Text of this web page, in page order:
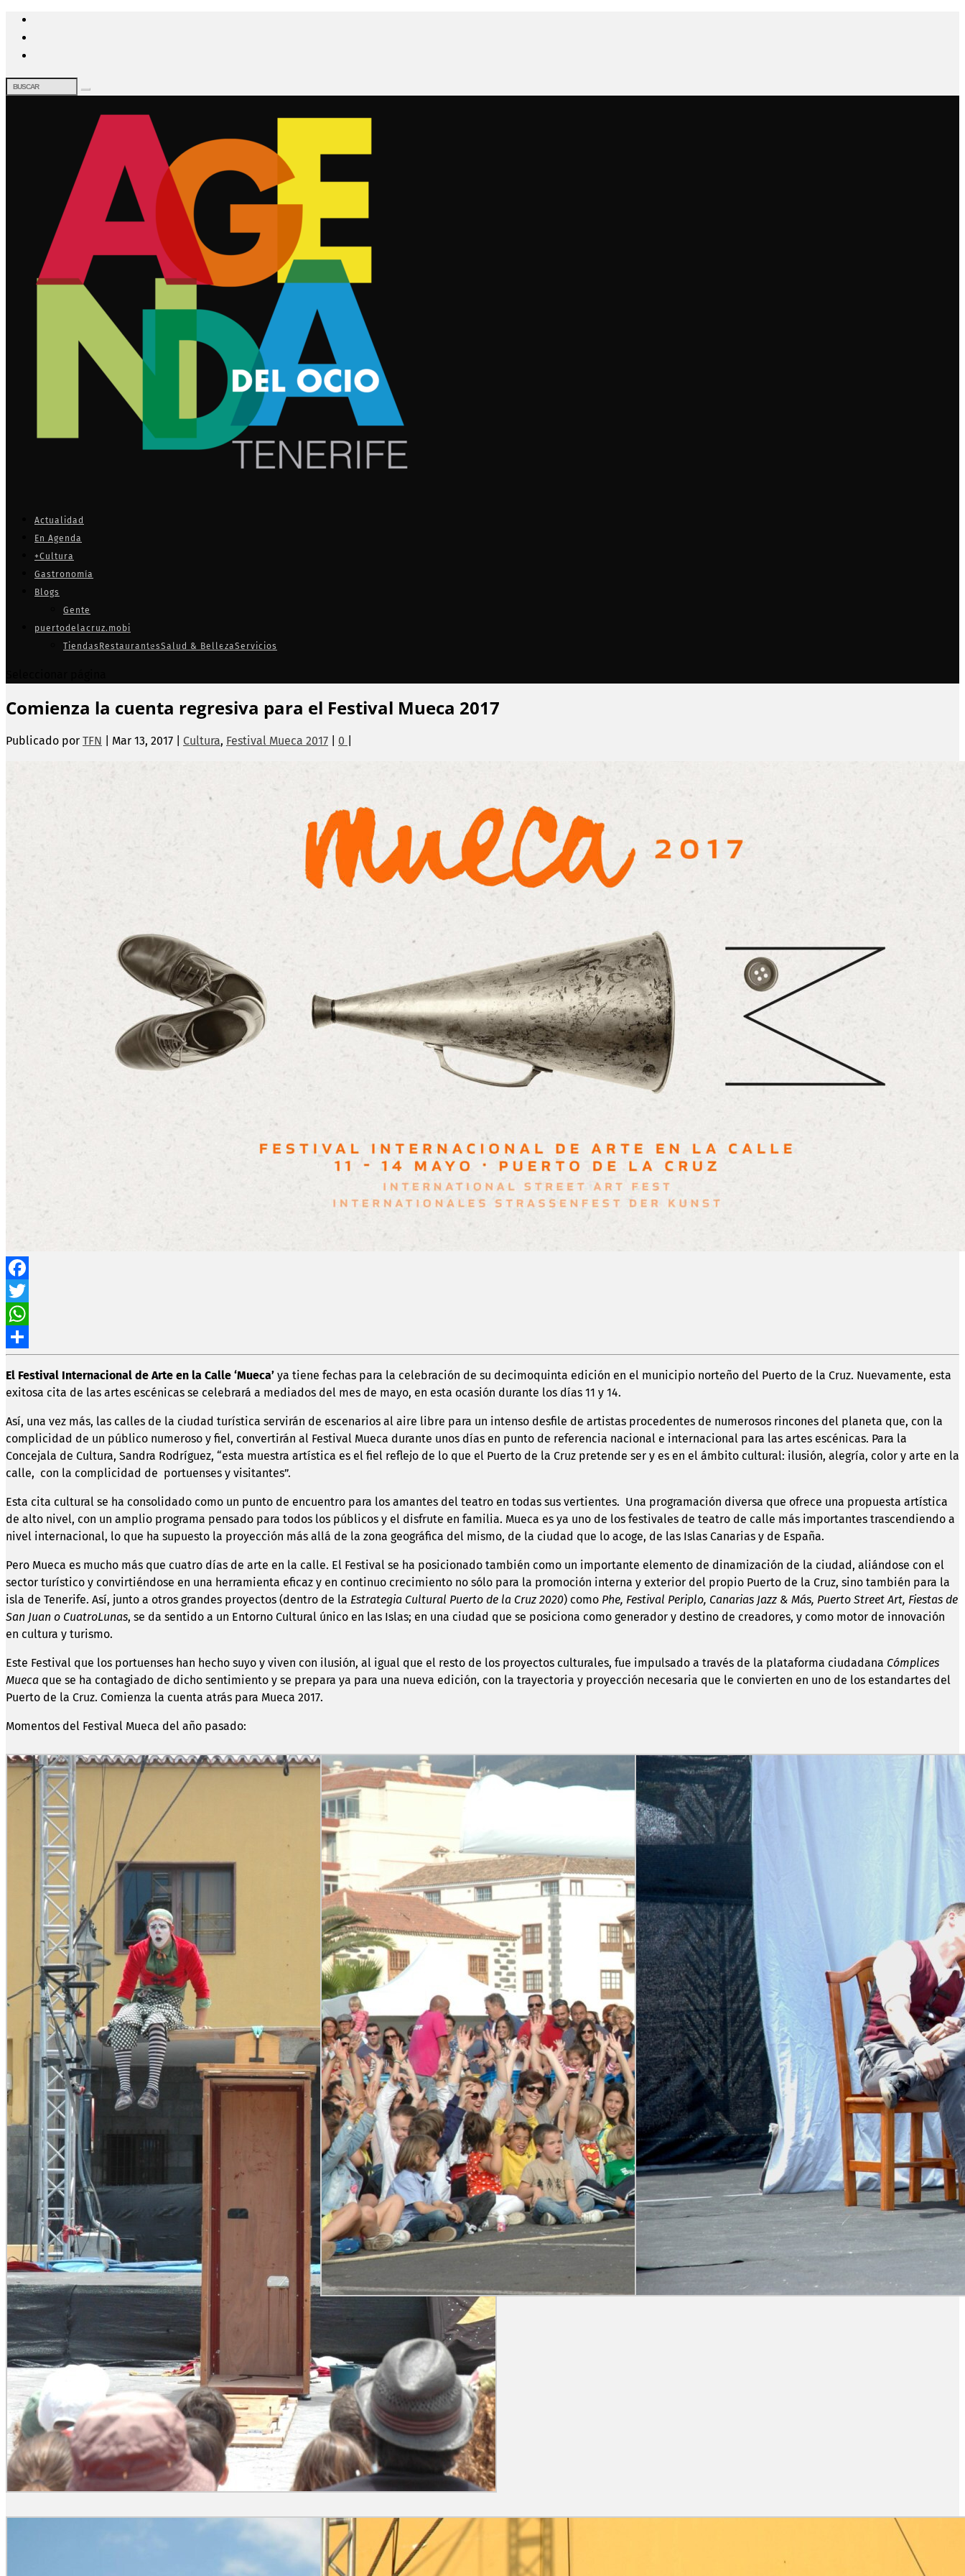
Actualidad
En Agenda
+Cultura
Gastronomía
Blogs
Gente
puertodelacruz.mobi
Tiendas RestaurantesSalud & BellezaServicios
Comienza la cuenta regresiva para el Festival Mueca 2017
Publicado por TFN Mar 13, 2017 Cultura, Festival Mueca 2017 0
Facebook
Twitter
WhatsApp
Compartir
El Festival Internacional de Arte en la Calle ‘Mueca’ ya tiene fechas para la celebración de su decimoquinta edición en el municipio norteño del Puerto de la Cruz. Nuevamente, esta
exitosa cita de las artes escénicas se celebrará a mediados del mes de mayo, en esta ocasión durante los días 11 y 14.
Así, una vez más, las calles de la ciudad turística servirán de escenarios al aire libre para un intenso desfile de artistas procedentes de numerosos rincones del planeta que, con la
complicidad de un público numeroso y fiel, convertirán al Festival Mueca durante unos días en punto de referencia nacional e internacional para las artes escénicas. Para la
Concejala de Cultura, Sandra Rodríguez, “esta muestra artística es el fiel reflejo de lo que el Puerto de la Cruz pretende ser y es en el ámbito cultural: ilusión, alegría, color y arte en la
calle, con la complicidad de portuenses y visitantes”.
Esta cita cultural se ha consolidado como un punto de encuentro para los amantes del teatro en todas sus vertientes. Una programación diversa que ofrece una propuesta artística
de alto nivel, con un amplio programa pensado para todos los públicos y el disfrute en familia. Mueca es ya uno de los festivales de teatro de calle más importantes trascendiendo a
nivel internacional, lo que ha supuesto la proyección más allá de la zona geográfica del mismo, de la ciudad que lo acoge, de las Islas Canarias y de España.
Pero Mueca es mucho más que cuatro días de arte en la calle. El Festival se ha posicionado también como un importante elemento de dinamización de la ciudad, aliándose con el
sector turístico y convirtiéndose en una herramienta eficaz y en continuo crecimiento no sólo para la promoción interna y exterior del propio Puerto de la Cruz, sino también para la
isla de Tenerife. Así, junto a otros grandes proyectos (dentro de la Estrategia Cultural Puerto de la Cruz 2020) como Phe, Festival Periplo, Canarias Jazz & Más, Puerto Street Art, Fiestas de
San Juan o CuatroLunas, se da sentido a un Entorno Cultural único en las Islas; en una ciudad que se posiciona como generador y destino de creadores, y como motor de innovación
en cultura y turismo.
Este Festival que los portuenses han hecho suyo y viven con ilusión, al igual que el resto de los proyectos culturales, fue impulsado a través de la plataforma ciudadana Cómplices
Mueca que se ha contagiado de dicho sentimiento y se prepara ya para una nueva edición, con la trayectoria y proyección necesaria que le convierten en uno de los estandartes del
Puerto de la Cruz. Comienza la cuenta atrás para Mueca 2017.
Momentos del Festival Mueca del año pasado: